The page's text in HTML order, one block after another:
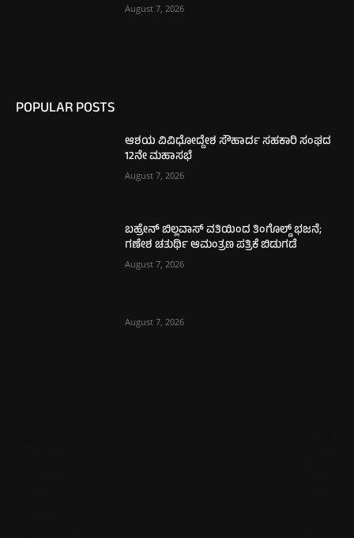
August 7, 2026
POPULAR POSTS
ಆಶಯ ವಿವಿಧೋದ್ದೇಶ ಸೌಹಾರ್ದ ಸಹಕಾರಿ ಸಂಘದ
12ನೇ ಮಹಾಸಭೆ
August 7, 2026
ಬಹ್ರೇನ್ ಬಿಲ್ಲವಾಸ್ ವತಿಯಿಂದ ತಿಂಗೊಲ್ಡ್ ಭಜನೆ;
ಗಣೇಶ ಚತುರ್ಥಿ ಆಮಂತ್ರಣ ಪತ್ರಿಕೆ ಬಿಡುಗಡೆ
August 7, 2026
August 7, 2026